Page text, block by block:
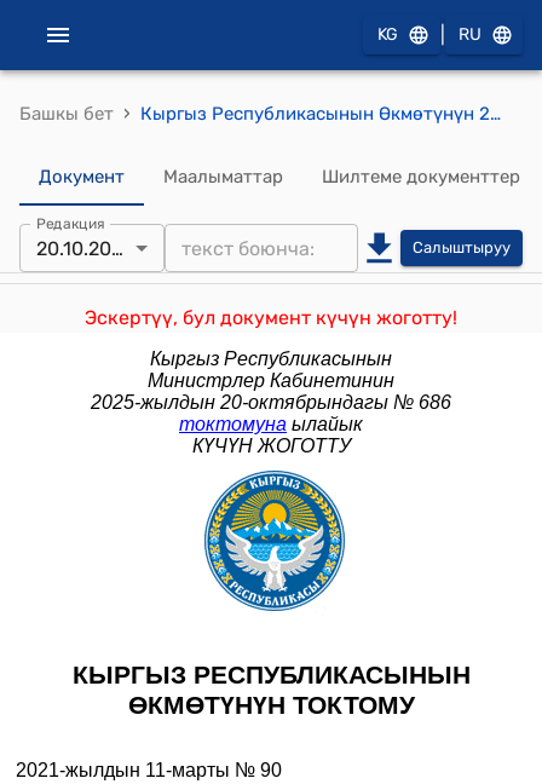
KG RU
Башкы бет › Кыргыз Республикасынын Өкмөтүнүн 2021-жылдын 11-мартындагы № 90 "Кыргыз Республикасында жарандык абалдын актыларын мамлекеттик каттоо тартиби жөнүндө нускаманы бекитүү тууралуу" токтому
Документ Маалыматтар Шилтеме документтер
Редакция
20.10.2025 Салыштыруу
Эскертүү, бул документ күчүн жоготту!